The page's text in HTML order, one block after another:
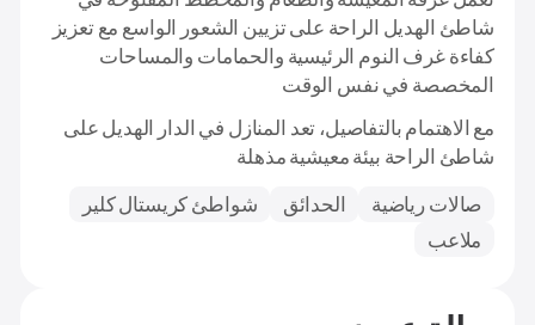
شاطئ الهديل الراحة على تزيين الشعور الواسع مع تعزيز
كفاءة غرف النوم الرئيسية والحمامات والمساحات
المخصصة في نفس الوقت
مع الاهتمام بالتفاصيل، تعد المنازل في الدار الهديل على
شاطئ الراحة بيئة معيشية مذهلة
صالات رياضية
الحدائق
شواطئ كريستال كلير
ملاعب